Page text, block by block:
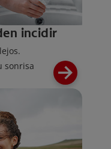
incidir
sonrisa